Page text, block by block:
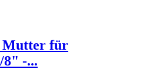
Mutter für
8" -...